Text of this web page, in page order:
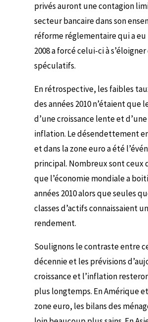
privés auront une contagion
secteur bancaire dans son
réforme réglementaire qui a eu
2008 a forcé celui-ci à
spéculatifs.
En rétrospective, les faibles
des années 2010 n’étaient que
d’une croissance lente et
inflation. Le désendettement
et dans la zone euro a été
principal. Nombreux sont
que l’économie mondiale a
années 2010 alors que seules
classes d’actifs connaissaient
rendement.
Soulignons le contraste entre
décennie et les prévisions
croissance et l’inflation
plus longtemps. En Amérique
zone euro, les bilans des